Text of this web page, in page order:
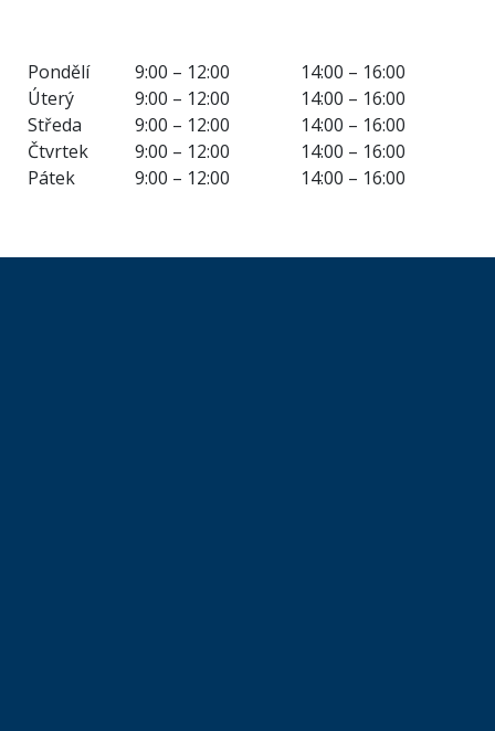
Pondělí 9:00 – 12:00
14:00 – 16:00
Úterý
9:00 – 12:00
14:00 – 16:00
Středa
9:00 – 12:00
14:00 – 16:00
Čtvrtek
9:00 – 12:00
14:00 – 16:00
Pátek
9:00 – 12:00 14:00 – 16:00